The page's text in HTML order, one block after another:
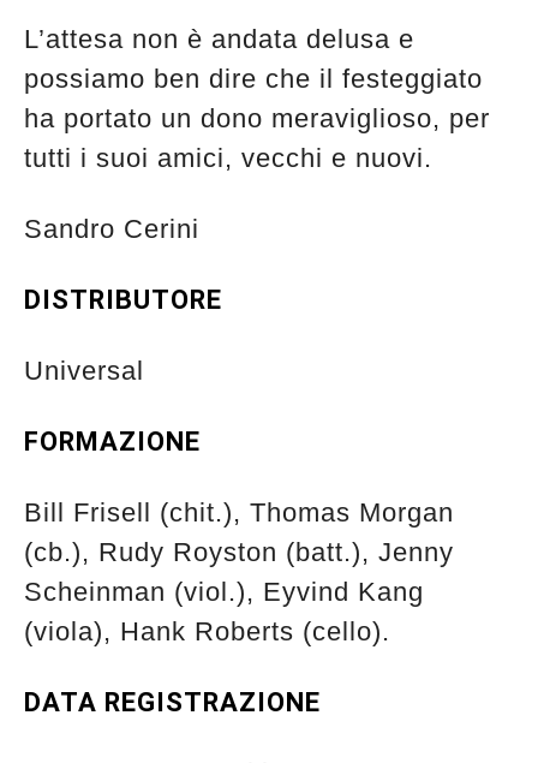
L’attesa non è andata delusa e
possiamo ben dire che il festeggiato
ha portato un dono meraviglioso, per
tutti i suoi amici, vecchi e nuovi.
Sandro Cerini
DISTRIBUTORE
Universal
FORMAZIONE
Bill Frisell (chit.), Thomas Morgan
(cb.), Rudy Royston (batt.), Jenny
Scheinman (viol.), Eyvind Kang
(viola), Hank Roberts (cello).
DATA REGISTRAZIONE